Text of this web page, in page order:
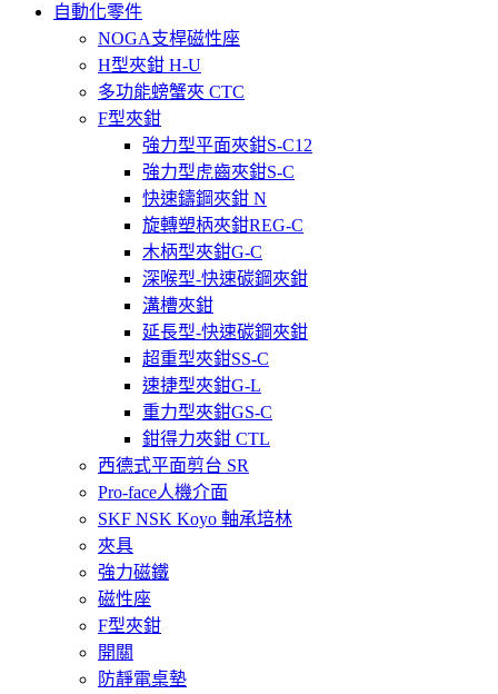
自動化零件
NOGA支桿磁性座
H型夾鉗 H-U
多功能螃蟹夾 CTC
F型夾鉗
強力型平面夾鉗S-C12
強力型虎齒夾鉗S-C
快速鑄鋼夾鉗 N
旋轉塑柄夾鉗REG-C
木柄型夾鉗G-C
深喉型-快速碳鋼夾鉗
溝槽夾鉗
延長型-快速碳鋼夾鉗
超重型夾鉗SS-C
速捷型夾鉗G-L
重力型夾鉗GS-C
鉗得力夾鉗 CTL
西德式平面剪台 SR
Pro-face人機介面
SKF NSK Koyo 軸承培林
夾具
強力磁鐵
磁性座
F型夾鉗
開關
防靜電桌墊